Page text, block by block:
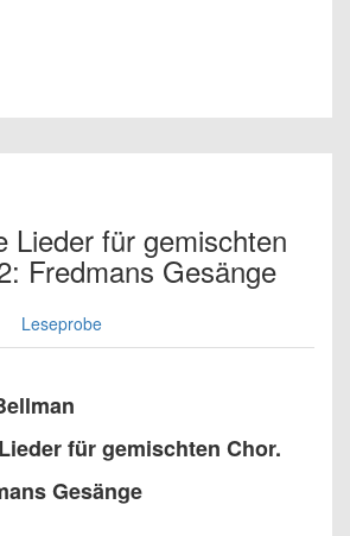
Lieder für gemischten
Fredmans Gesänge
Leseprobe
für gemischten Chor.
Gesänge